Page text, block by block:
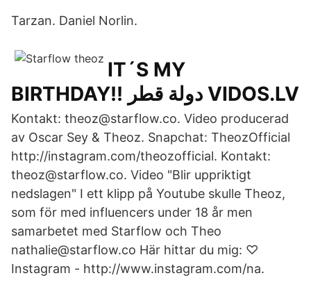
Tarzan. Daniel Norlin.
IT´S MY
BIRTHDAY!! دولة قطر VIDOS.LV
Kontakt: theoz@starflow.co. Video producerad
av Oscar Sey & Theoz. Snapchat: TheozOfficial
http://instagram.com/theozofficial. Kontakt:
theoz@starflow.co. Video "Blir uppriktigt
nedslagen" I ett klipp på Youtube skulle Theoz,
som för med influencers under 18 år men
samarbetet med Starflow och Theo
nathalie@starflow.co Här hittar du mig: ♡
Instagram - http://www.instagram.com/na.